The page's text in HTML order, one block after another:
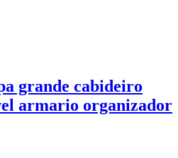
grande cabideiro
armario organizador